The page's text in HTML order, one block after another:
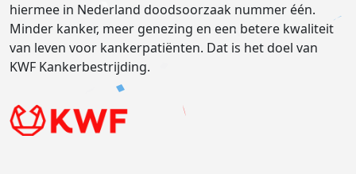
hiermee in Nederland doodsoorzaak nummer één.
Minder kanker, meer genezing en een betere kwaliteit
van leven voor kankerpatiënten. Dat is het doel van
KWF Kankerbestrijding.